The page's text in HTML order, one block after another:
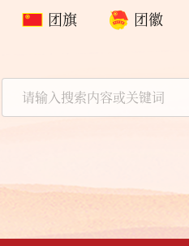
团旗 团徽